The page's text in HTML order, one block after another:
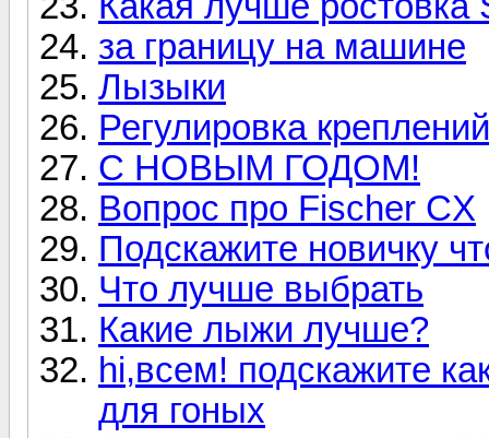
за границу на машине
Лызыки
Регулировка креплений
C НОВЫМ ГОДОМ!
Вопрос про Fischer CX
Подскажите новичку
Что лучше выбрать
Какие лыжи лучше?
hi,всем! подскажите
для гоных